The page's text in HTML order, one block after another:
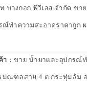
บางกอก พีวีเอส จำกัด ขา
ณ์ทำความสะอาดราคาถูก
า :ขาย น้ำยาและอุปกรณ์
มณฑลสาย 4 ต.กระทุ่มล้ม